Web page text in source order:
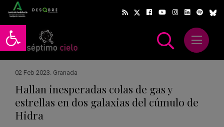
Abrir barra de herramientas
Abrir
02 Feb 2023. Granada
Hallan inesperadas colas de gas y
estrellas en dos galaxias del cúmulo de
Hidra